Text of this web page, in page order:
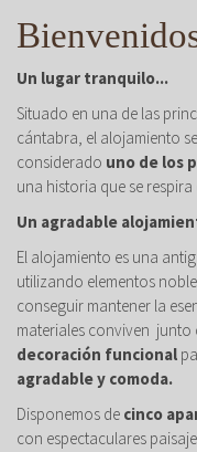
Un lugar tranquilo...
Situado en una de las
cántabra, el alojamiento
considerado uno de los
una historia que se
Un agradable
El alojamiento es una
utilizando elementos
conseguir mantener la
materiales conviven junto
decoración funcional
agradable y comoda.
Disponemos de cinco
con espectaculares